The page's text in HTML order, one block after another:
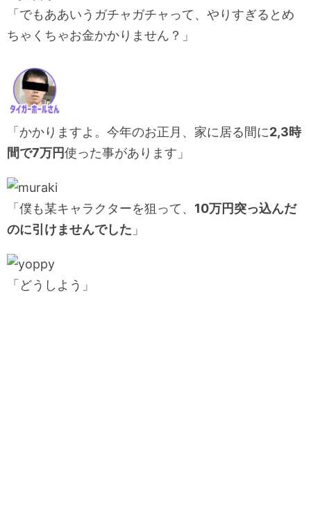
「でもああいうガチャガチャって、やりすぎるとめ
ちゃくちゃお金かかりません？」
「かかりますよ。今年のお正月、家に居る間に2,3時
間で7万円使った事があります」
「僕も某キャラクターを狙って、 10万円突っ込んだ
のに引けませんでした 」
「どうしよう」